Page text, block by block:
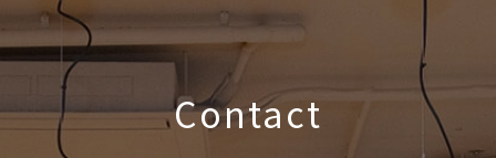
Contact